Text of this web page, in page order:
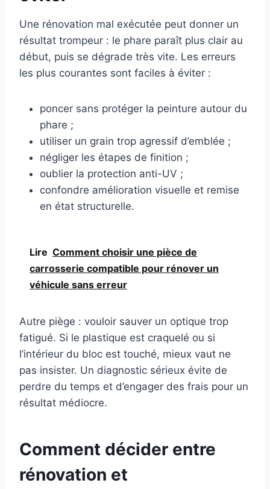
Une rénovation mal exécutée peut donner un
résultat trompeur : le phare paraît plus clair au
début, puis se dégrade très vite. Les erreurs
les plus courantes sont faciles à éviter :
poncer sans protéger la peinture autour du
phare ;
utiliser un grain trop agressif d’emblée ;
négliger les étapes de finition ;
oublier la protection anti-UV ;
confondre amélioration visuelle et remise
en état structurelle.
Lire Comment choisir une pièce de
carrosserie compatible pour rénover un
véhicule sans erreur
Autre piège : vouloir sauver un optique trop
fatigué. Si le plastique est craquelé ou si
l’intérieur du bloc est touché, mieux vaut ne
pas insister. Un diagnostic sérieux évite de
perdre du temps et d’engager des frais pour un
résultat médiocre.
Comment décider entre
rénovation et